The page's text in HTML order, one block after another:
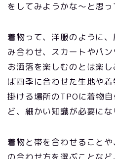
をしてみようかな～と思っ
着物って、洋服のように
み合わせ、スカートやパ
お洒落を楽しむのとは楽
ば四季に合わせた生地や
掛ける場所のTPOに着物
ど、細かい知識が必要にな
着物と帯を合わせること